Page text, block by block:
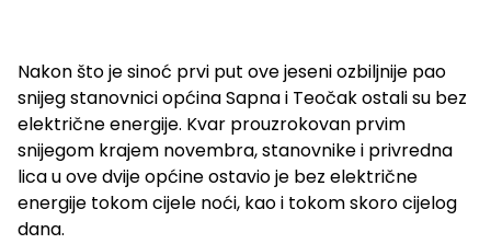
Nakon što je sinoć prvi put ove jeseni ozbiljnije pao
snijeg stanovnici općina Sapna i Teočak ostali su bez
električne energije. Kvar prouzrokovan prvim
snijegom krajem novembra, stanovnike i privredna
lica u ove dvije općine ostavio je bez električne
energije tokom cijele noći, kao i tokom skoro cijelog
dana.